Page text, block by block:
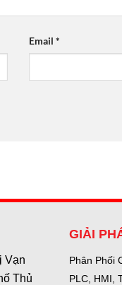
Email *
Vạn
Thủ
GIẢI
Phân Phối
PLC, HMI,